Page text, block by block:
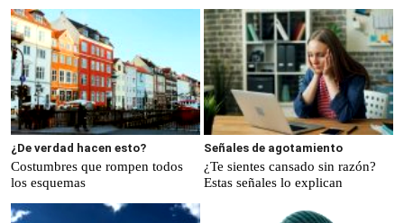
¿De verdad hacen esto?
Costumbres que rompen todos
los esquemas
Señales de agotamiento
¿Te sientes cansado sin razón?
Estas señales lo explican